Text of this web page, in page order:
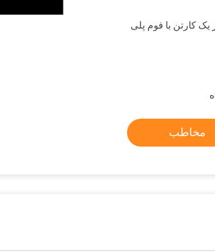
کارتن با فوم پلی
مخاطب